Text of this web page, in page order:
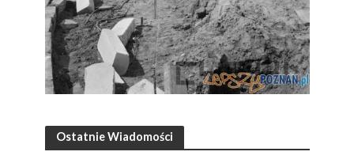
Ostatnie Wiadomości